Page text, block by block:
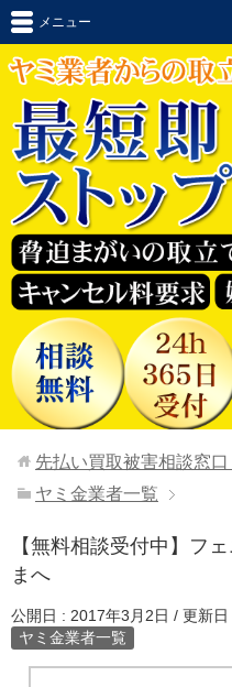
メニュー
先払い買取被害相談窓口
ヤミ金業者一覧
【無料相談受付中】フ
まへ
公開日 : 2017年3月2日 / 更新日
ヤミ金業者一覧